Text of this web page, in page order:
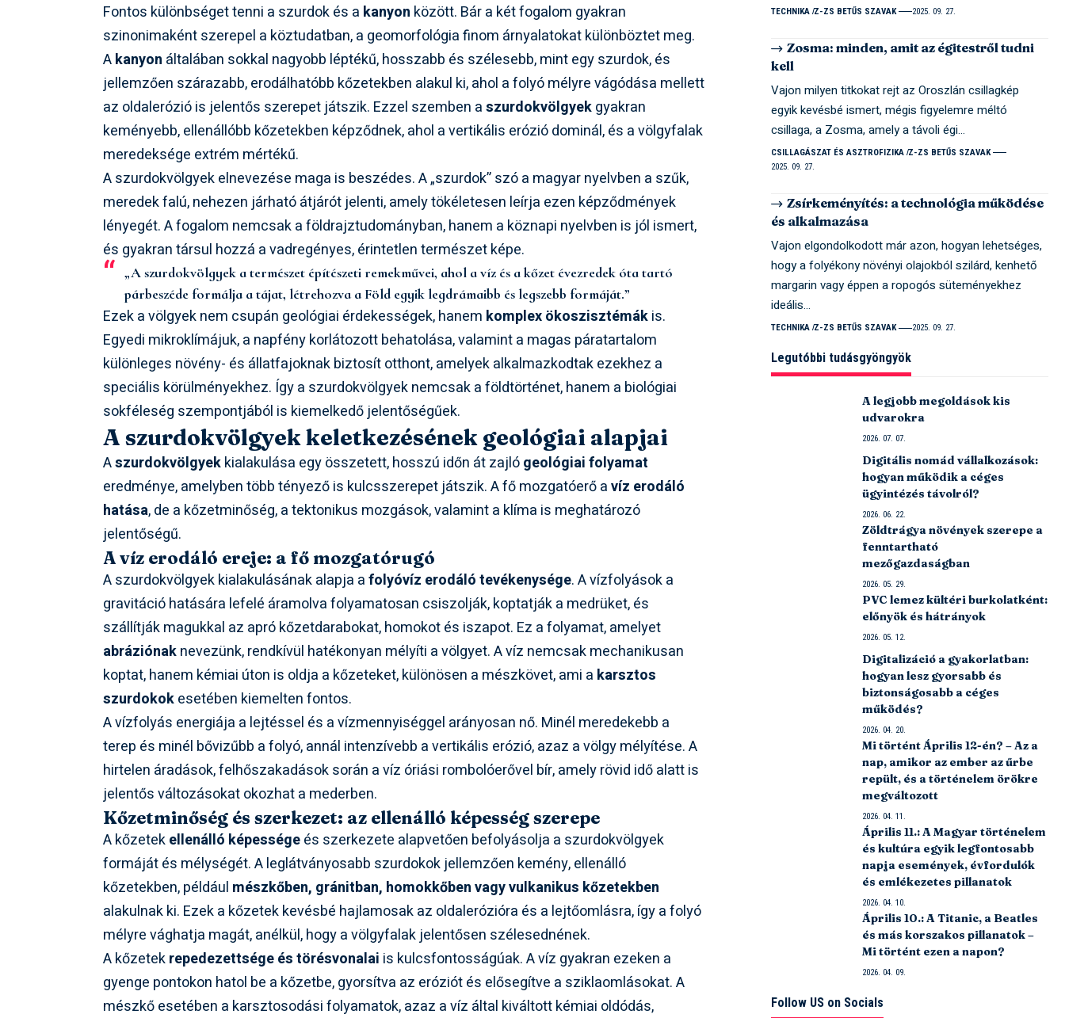
Fontos különbséget tenni a szurdok és a kanyon között. Bár a két fogalom gyakran
szinonimaként szerepel a köztudatban, a geomorfológia finom árnyalatokat különböztet meg.
Akanyon általában sokkal nagyobb léptékű, hosszabb és szélesebb, mint egy szurdok, és
jellemzően szárazabb, erodálhatóbb kőzetekben alakul ki, ahol a folyó mélyre vágódása mellett
az oldalerózió is jelentős szerepet játszik. Ezzel szemben aszurdokvölgyekgyakran
keményebb, ellenállóbb kőzetekben képződnek, ahol a vertikális erózió dominál, és a völgyfalak
meredeksége extrém mértékű.
A szurdokvölgyek elnevezése maga is beszédes. A „szurdok” szó a magyar nyelvben a szűk,
meredek falú, nehezen járható átjárót jelenti, amely tökéletesen leírja ezen képződmények
lényegét. A fogalom nemcsak a földrajztudományban, hanem a köznapi nyelvben is jól ismert,
és gyakran társul hozzá a vadregényes, érintetlen természet képe.
„A szurdokvölgyek a természet építészeti remekművei, ahol a víz és a kőzet évezredek óta tartó
párbeszéde formálja a tájat, létrehozva a Föld egyik legdrámaibb és legszebb formáját.”
Ezek a völgyek nem csupán geológiai érdekességek, hanem komplex ökoszisztémákis.
Egyedi mikroklímájuk, a napfény korlátozott behatolása, valamint a magas páratartalom
különleges növény- és állatfajoknak biztosít otthont, amelyek alkalmazkodtak ezekhez a
speciális körülményekhez. Így a szurdokvölgyek nemcsak a földtörténet, hanem a biológiai
sokféleség szempontjából is kiemelkedő jelentőségűek.
A szurdokvölgyek keletkezésének geológiai alapjai
Aszurdokvölgyekkialakulása egy összetett, hosszú időn át zajlógeológiai folyamat
eredménye, amelyben több tényező is kulcsszerepet játszik. A fő mozgatóerő avíz erodáló
hatása, de a kőzetminőség, a tektonikus mozgások, valamint a klíma is meghatározó
jelentőségű.
A víz erodáló ereje: a fő mozgatórugó
A szurdokvölgyek kialakulásának alapja afolyóvíz erodáló tevékenysége. A vízfolyások a
gravitáció hatására lefelé áramolva folyamatosan csiszolják, koptatják a medrüket, és
szállítják magukkal az apró kőzetdarabokat, homokot és iszapot. Ez a folyamat, amelyet
abráziónaknevezünk, rendkívül hatékonyan mélyíti a völgyet. A víz nemcsak mechanikusan
koptat, hanem kémiai úton is oldja a kőzeteket, különösen a mészkövet, ami a karsztos
szurdokokesetében kiemelten fontos.
A vízfolyás energiája a lejtéssel és a vízmennyiséggel arányosan nő. Minél meredekebb a
terep és minél bővizűbb a folyó, annál intenzívebb a vertikális erózió, azaz a völgy mélyítése. A
hirtelen áradások, felhőszakadások során a víz óriási rombolóerővel bír, amely rövid idő alatt is
jelentős változásokat okozhat a mederben.
Kőzetminőség és szerkezet: az ellenálló képesség szerepe
A kőzetekellenálló képességeés szerkezete alapvetően befolyásolja a szurdokvölgyek
formáját és mélységét. A leglátványosabb szurdokok jellemzően kemény, ellenálló
kőzetekben, például mészkőben, gránitban, homokkőben vagy vulkanikus kőzetekben
alakulnak ki. Ezek a kőzetek kevésbé hajlamosak az oldalerózióra és a lejtőomlásra, így a folyó
mélyre vághatja magát, anélkül, hogy a völgyfalak jelentősen szélesednének.
A kőzetekrepedezettsége és törésvonalai is kulcsfontosságúak. A víz gyakran ezeken a
gyenge pontokon hatol be a kőzetbe, gyorsítva az eróziót és elősegítve a sziklaomlásokat. A
mészkő esetében a karsztosodási folyamatok, azaz a víz által kiváltott kémiai oldódás,
TECHNIKA Z-ZS BETŰS SZAVAK 2025. 09. 27.
Zosma: minden, amit az égitestről tudni
kell
Vajon milyen titkokat rejt az Oroszlán csillagkép
egyik kevésbé ismert, mégis figyelemre méltó
csillaga, a Zosma, amely a távoli égi…
CSILLAGÁSZAT ÉS ASZTROFIZIKA Z-ZS BETŰS SZAVAK
2025. 09. 27.
Zsírkeményítés: a technológia működése
és alkalmazása
Vajon elgondolkodott már azon, hogyan lehetséges,
hogy a folyékony növényi olajokból szilárd, kenhető
margarin vagy éppen a ropogós süteményekhez
ideális…
TECHNIKA Z-ZS BETŰS SZAVAK 2025. 09. 27.
Legutóbbi tudásgyöngyök
A legjobb megoldások kis
udvarokra
2026. 07. 07.
Digitális nomád vállalkozások:
hogyan működik a céges
ügyintézés távolról?
2026. 06. 22.
Zöldtrágya növények szerepe a
fenntartható
mezőgazdaságban
2026. 05. 29.
PVC lemez kültéri burkolatként:
előnyök és hátrányok
2026. 05. 12.
Digitalizáció a gyakorlatban:
hogyan lesz gyorsabb és
biztonságosabb a céges
működés?
2026. 04. 20.
Mi történt Április 12-én? – Az a
nap, amikor az ember az űrbe
repült, és a történelem örökre
megváltozott
2026. 04. 11.
Április 11.: A Magyar történelem
és kultúra egyik legfontosabb
napja események, évfordulók
és emlékezetes pillanatok
2026. 04. 10.
Április 10.: A Titanic, a Beatles
és más korszakos pillanatok –
Mi történt ezen a napon?
2026. 04. 09.
Follow US on Socials